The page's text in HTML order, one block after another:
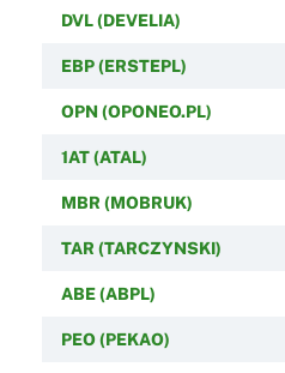
DVL (DEVELIA)
EBP (ERSTEPL)
OPN (OPONEO.PL)
1AT (ATAL)
MBR (MOBRUK)
TAR (TARCZYNSKI)
ABE (ABPL)
PEO (PEKAO)